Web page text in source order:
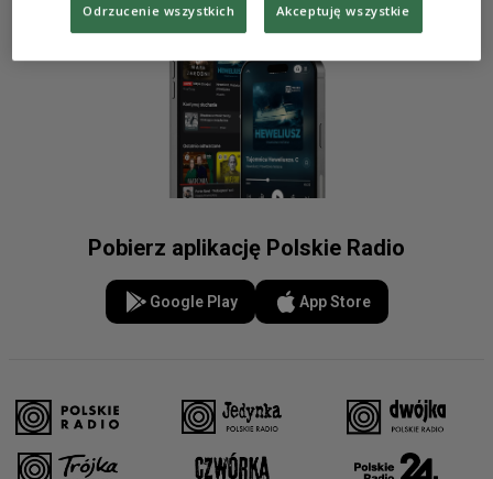
Pobierz aplikację Polskie Radio
Google Play App Store
Odrzucenie wszystkich Akceptuję wszystkie